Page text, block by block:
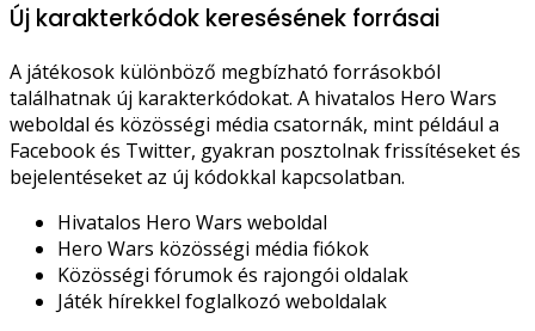
Új karakterkódok keresésének forrásai
A játékosok különböző megbízható forrásokból
találhatnak új karakterkódokat. A hivatalos Hero Wars
weboldal és közösségi média csatornák, mint például a
Facebook és Twitter, gyakran posztolnak frissítéseket és
bejelentéseket az új kódokkal kapcsolatban.
Hivatalos Hero Wars weboldal
Hero Wars közösségi média fiókok
Közösségi fórumok és rajongói oldalak
Játék hírekkel foglalkozó weboldalak